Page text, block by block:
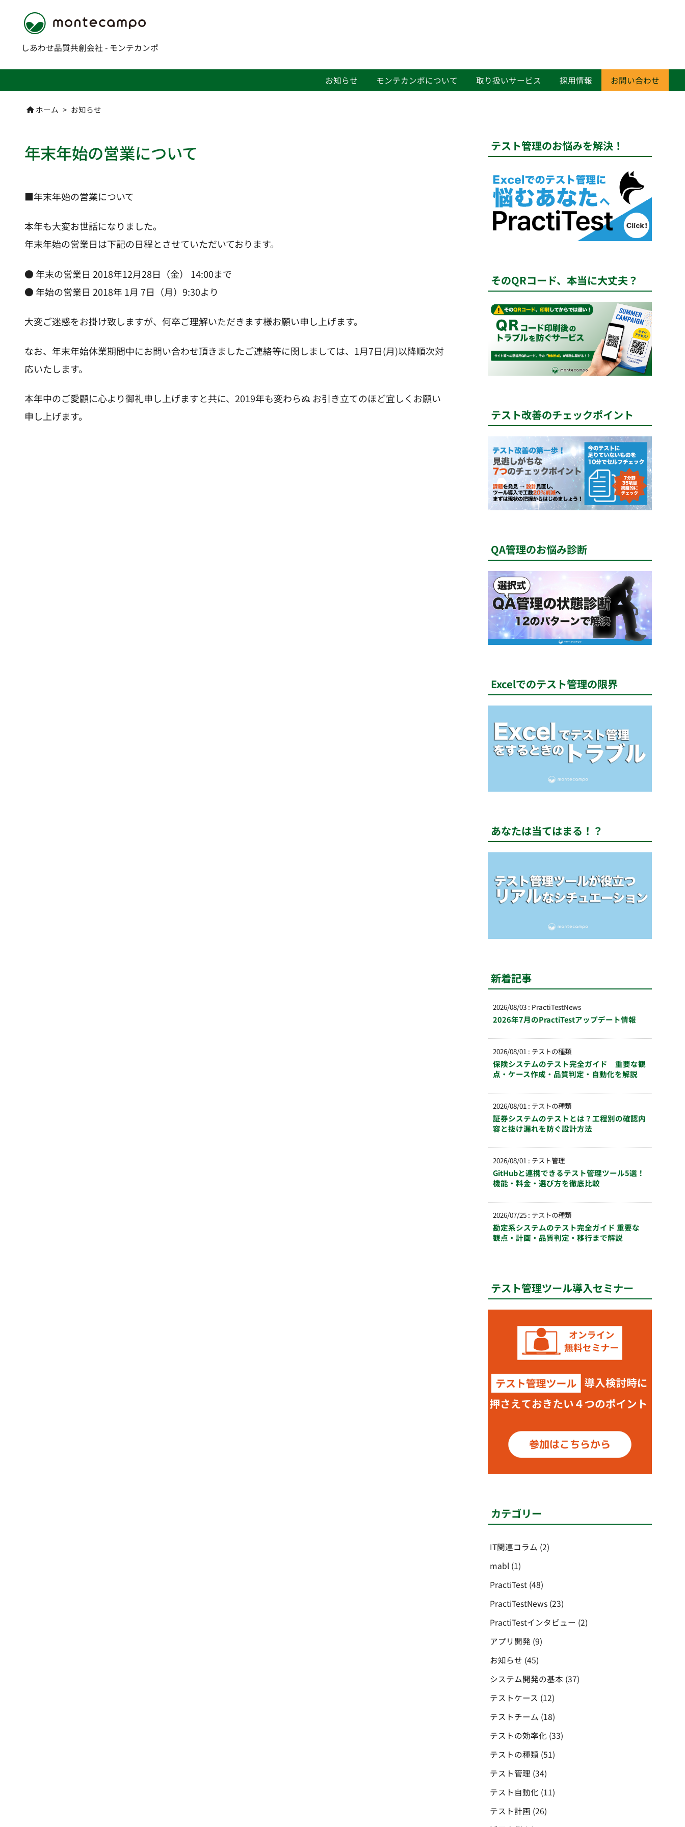
しあわせ品質共創会社 - モンテカンポ
お知らせ モンテカンポについて 取り扱いサービス 採用情報 お問い合わせ
 ホーム > お知らせ
年末年始の営業について
■年末年始の営業について
本年も大変お世話になりました。
年末年始の営業日は下記の日程とさせていただいております。
● 年末の営業日 2018年12月28日（金） 14:00まで
● 年始の営業日 2018年 1月 7日（月）9:30より
大変ご迷惑をお掛け致しますが、何卒ご理解いただきます様お願い申し上げます。
なお、年末年始休業期間中にお問い合わせ頂きましたご連絡等に関しましては、1月7日(月)以降順次対
応いたします。
本年中のご愛顧に心より御礼申し上げますと共に、2019年も変わらぬ お引き立てのほど宜しくお願い
申し上げます。
テスト管理のお悩みを解決！
そのQRコード、本当に大丈夫？
テスト改善のチェックポイント
QA管理のお悩み診断
Excelでのテスト管理の限界
あなたは当てはまる！？
新着記事
2026/08/03: PractiTestNews
2026年7月のPractiTestアップデート情報
2026/08/01 : テストの種類
保険システムのテスト完全ガイド 重要な観
点・ケース作成・品質判定・自動化を解説
2026/08/01 : テストの種類
証券システムのテストとは？工程別の確認内
容と抜け漏れを防ぐ設計方法
2026/08/01 : テスト管理
GitHubと連携できるテスト管理ツール5選！
機能・料金・選び方を徹底比較
2026/07/25: テストの種類
勘定系システムのテスト完全ガイド 重要な
観点・計画・品質判定・移行まで解説
テスト管理ツール導入セミナー
カテゴリー
IT関連コラム (2)
mabl (1)
PractiTest (48)
PractiTestNews (23)
PractiTestインタビュー (2)
アプリ開発 (9)
お知らせ (45)
システム開発の基本 (37)
テストケース (12)
テストチーム (18)
テストの効率化 (33)
テストの種類 (51)
テスト管理 (34)
テスト自動化 (11)
テスト計画 (26)